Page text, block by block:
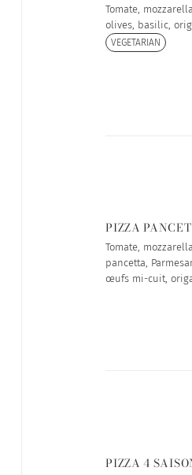
Tomate,
olives, basilic,
VEGETARIAN
PIZZA
Tomate,
pancetta,
œufs mi-cuit,
PIZZA 4